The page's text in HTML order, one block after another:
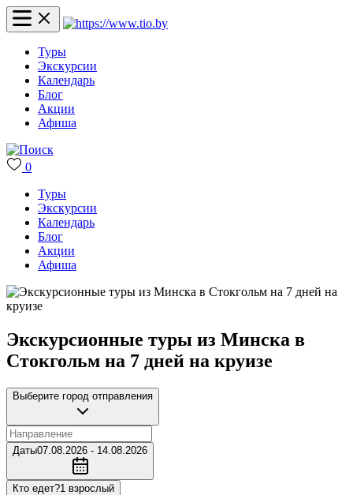
Туры
Экскурсии
Календарь
Блог
Акции
Афиша
0
Туры
Экскурсии
Календарь
Блог
Акции
Афиша
Экскурсионные туры из Минска в
Стокгольм на 7 дней на круизе
Выберите город отправления
Даты07.08.2026 - 14.08.2026
Кто едет?1 взрослый